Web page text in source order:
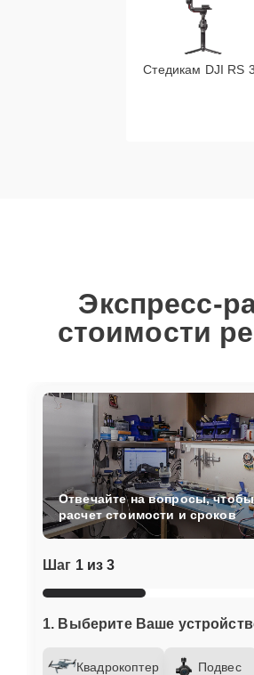
Стедикам DJI RS 3
Экспресс-
стоимости
Шаг 1 из 3
1. Выберите Ваше
Квадрокоптер Подвес
Отвечайте на вопросы,
расчет стоимости и сроков